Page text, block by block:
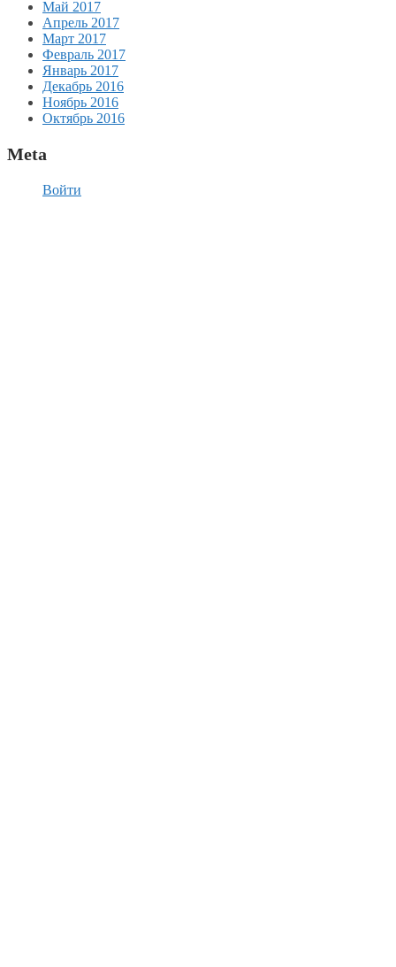
Май 2017
Апрель 2017
Март 2017
Февраль 2017
Январь 2017
Декабрь 2016
Ноябрь 2016
Октябрь 2016
Meta
Войти